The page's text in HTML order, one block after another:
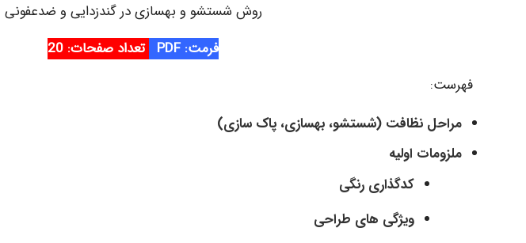
روش شستشو و بهسازی در گندزدایی و ضدعفونی
فرمت: PDF
تعداد صفحات: 20
فهرست:
مراحل نظافت (شستشو، بهسازی، پاک سازی)
ملزومات اولیه
کدگذاری رنگی
ویژگی های طراحی